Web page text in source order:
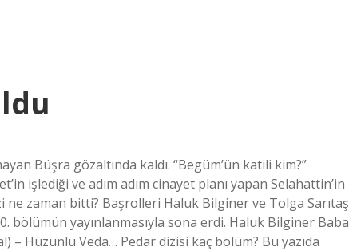
Büşra gözaltında kaldı. “Begüm’ün katili kim?”
işlediği ve adım adım cinayet planı yapan Selahattin’in
ne zaman bitti? Başrolleri Haluk Bilginer ve Tolga Sarıtaş
bölümün yayınlanmasıyla sona erdi. Haluk Bilginer Baba
– Hüzünlü Veda… Pedar dizisi kaç bölüm? Bu yazıda